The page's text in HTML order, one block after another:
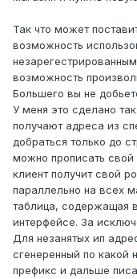
Так что может
возможность
возможность
Большего вы не
У меня это сделано
получают адреса из
добраться только до
можно прописать
клиент получит свой
параллельно на всех
таблица, содержащая
интерфейсе. За
Для незанятых ип
сгенеренный по какой
префикс и дальше